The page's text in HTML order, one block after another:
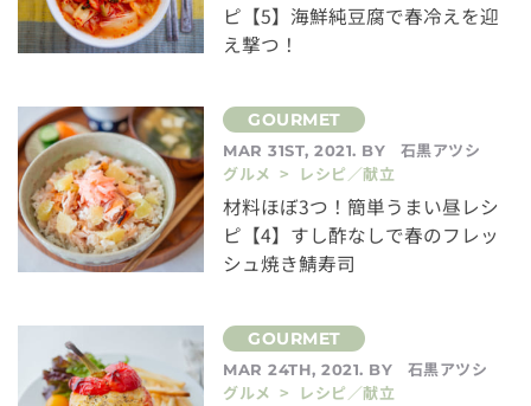
ピ【5】海鮮純豆腐で春冷えを迎
え撃つ！
MAR 31ST, 2021. BY
石黒アツシ
グルメ > レシピ／献立
材料ほぼ3つ！簡単うまい昼レシ
ピ【4】すし酢なしで春のフレッ
シュ焼き鯖寿司
MAR 24TH, 2021. BY
石黒アツシ
グルメ > レシピ／献立